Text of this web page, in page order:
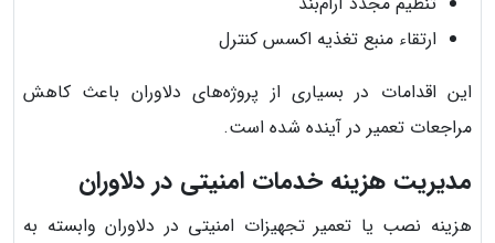
ارتقاء منبع تغذیه اکسس کنترل
این اقدامات در بسیاری از پروژه‌های دلاوران باعث کاهش
مراجعات تعمیر در آینده شده است.
مدیریت هزینه خدمات امنیتی در دلاوران
هزینه نصب یا تعمیر تجهیزات امنیتی در دلاوران وابسته به